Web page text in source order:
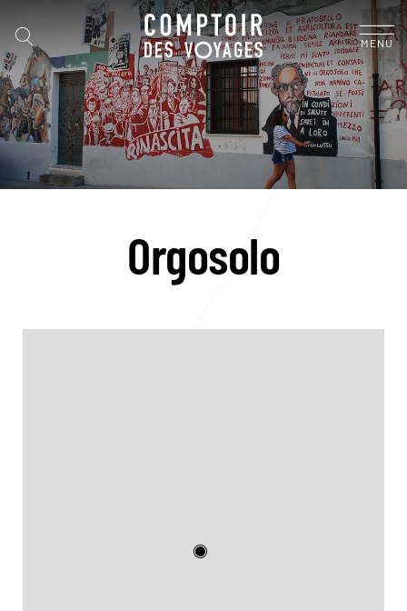
MENU
Orgosolo